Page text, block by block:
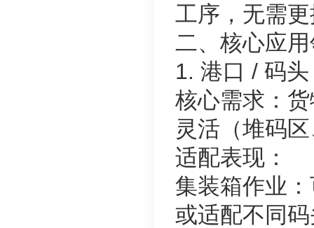
工序，无需
二、核心应
1. 港口 / 码
核心需求：
灵活（堆码
适配表现：
集装箱作业
或适配不同